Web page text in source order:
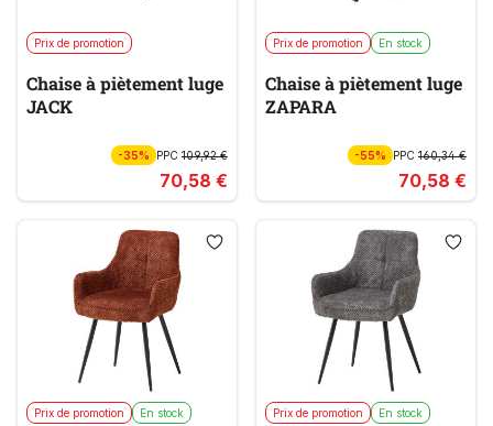
Prix de promotion
Chaise à piètement luge
JACK
-35% PPC 109,92 €
70,58 €
Prix de promotion En stock
Chaise à piètement luge
ZAPARA
-55% PPC160,34 €
70,58 €
Prix de promotion En stock Prix de promotion En stock